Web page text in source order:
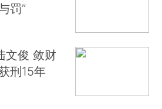
罚”
文俊 敛财
刑15年